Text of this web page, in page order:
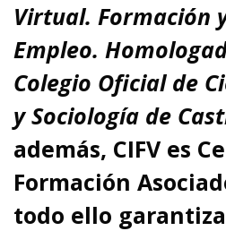
Virtual. Formación
Empleo.
Colegio Oficial de
y Sociología de
además, CIFV es
Formación
todo ello